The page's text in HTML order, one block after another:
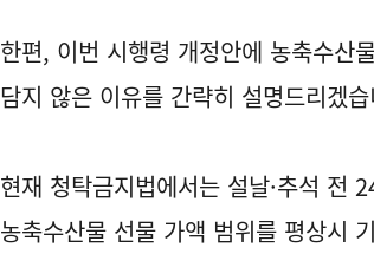
한편, 이번 시행령 개정안에 농축수산
담지 않은 이유를 간략히 설명드리겠
현재 청탁금지법에서는 설날·추석 전
농축수산물 선물 가액 범위를 평상시